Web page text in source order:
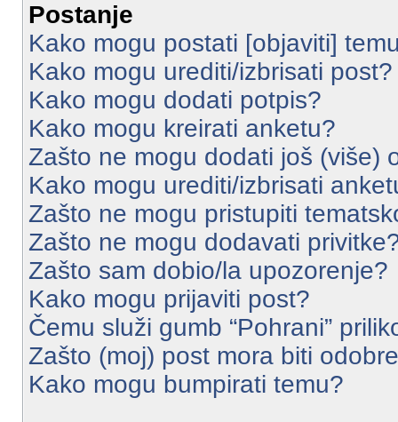
Postanje
Kako mogu postati [objaviti]
Kako mogu urediti/izbrisati post?
Kako mogu dodati potpis?
Kako mogu kreirati anketu?
Zašto ne mogu dodati još (više)
Kako mogu urediti/izbrisati
Zašto ne mogu pristupiti
Zašto ne mogu dodavati
Zašto sam dobio/la upozorenje?
Kako mogu prijaviti post?
Čemu služi gumb “Pohrani”
Zašto (moj) post mora biti
Kako mogu bumpirati temu?